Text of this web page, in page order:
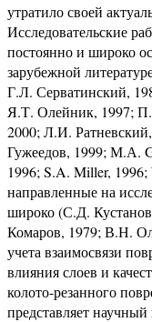
утратило своей
Исследовательские
постоянно и широко
зарубежной
Г.Л. Серватинский,
Я.Т. Олейник, 1997;
2000; Л.И.
Гужеедов, 1999; М.А.
1996; S.A. Miller, 1996;
направленные на
широко (С.Д.
Комаров, 1979; В.Н.
учета взаимосвязи
влияния слоев и
колото-резанного
представляет